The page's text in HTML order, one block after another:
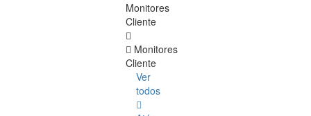
Monitores
Cliente
Monitores
Cliente
Ver
todos